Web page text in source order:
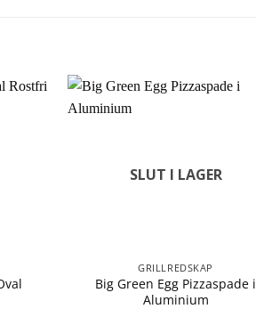
SLUT I LAGER
GRILLREDSKAP
Big Green Egg Pizzaspade i
Aluminium